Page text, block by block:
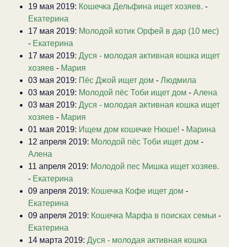
19 мая 2019: Кошечка Дельфина ищет хозяев. -
Екатерина
17 мая 2019: Молодой котик Орфей в дар (10 мес)
- Екатерина
17 мая 2019: Дуся - молодая активная кошка ищет
хозяев - Мария
03 мая 2019: Пёс Джой ищет дом - Людмила
03 мая 2019: Молодой пёс Тоби ищет дом - Алена
03 мая 2019: Дуся - молодая активная кошка ищет
хозяев - Мария
01 мая 2019: Ищем дом кошечке Нюше! - Марина
12 апреля 2019: Молодой пёс Тоби ищет дом -
Алена
11 апреля 2019: Молодой пес Мишка ищет хозяев.
- Екатерина
09 апреля 2019: Кошечка Кофе ищет дом -
Екатерина
09 апреля 2019: Кошечка Марфа в поисках семьи -
Екатерина
14 марта 2019: Дуся - молодая активная кошка